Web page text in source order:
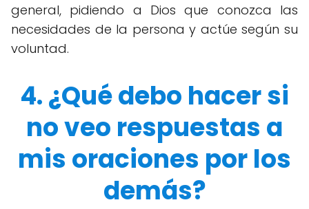
general, pidiendo a Dios que conozca las
necesidades de la persona y actúe según su
voluntad.
4. ¿Qué debo hacer si
no veo respuestas a
mis oraciones por los
demás?